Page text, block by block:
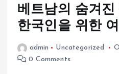
베트남의 숨겨
한국인을 위한
admin Uncategorized
0 Comments